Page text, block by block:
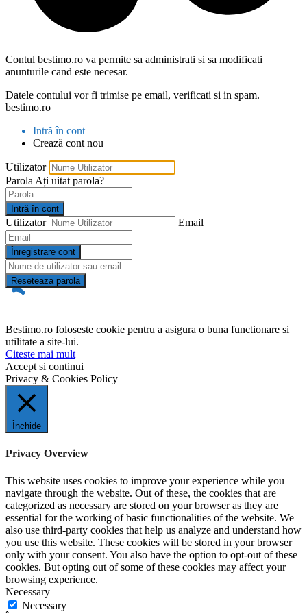
Contul bestimo.ro va permite sa administrati si sa modificati
anunturile cand este necesar.
Datele contului vor fi trimise pe email, verificati si in spam.
bestimo.ro
Intră în cont
Crează cont nou
Utilizator
Parola Ați uitat parola?
Intră în cont
Utilizator Email
Înregistrare cont
Reseteaza parola
Bestimo.ro foloseste cookie pentru a asigura o buna functionare si
utilitate a site-lui.
Citeste mai mult
Accept si continui
Privacy & Cookies Policy
Închide
Privacy Overview
This website uses cookies to improve your experience while you
navigate through the website. Out of these, the cookies that are
categorized as necessary are stored on your browser as they are
essential for the working of basic functionalities of the website. We
also use third-party cookies that help us analyze and understand how
you use this website. These cookies will be stored in your browser
only with your consent. You also have the option to opt-out of these
cookies. But opting out of some of these cookies may affect your
browsing experience.
Necessary
Necessary